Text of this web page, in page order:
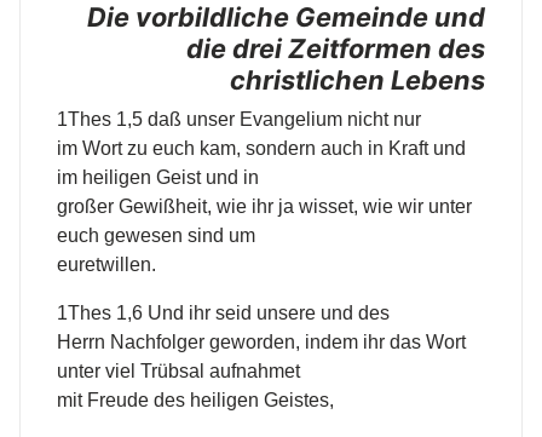
Die vorbildliche Gemeinde und
die drei Zeitformen des
christlichen Lebens
1Thes 1,5 daß unser Evangelium nicht nur
im Wort zu euch kam, sondern auch in Kraft und
im heiligen Geist und in
großer Gewißheit, wie ihr ja wisset, wie wir unter
euch gewesen sind um
euretwillen.
1Thes 1,6 Und ihr seid unsere und des
Herrn Nachfolger geworden, indem ihr das Wort
unter viel Trübsal aufnahmet
mit Freude des heiligen Geistes,